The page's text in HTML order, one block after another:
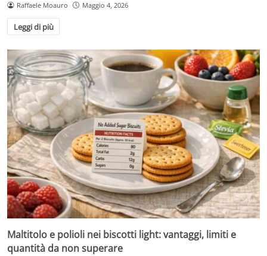
Raffaele Moauro Maggio 4, 2026
Leggi di più
Maltitolo e polioli nei biscotti light: vantaggi, limiti e
quantità da non superare